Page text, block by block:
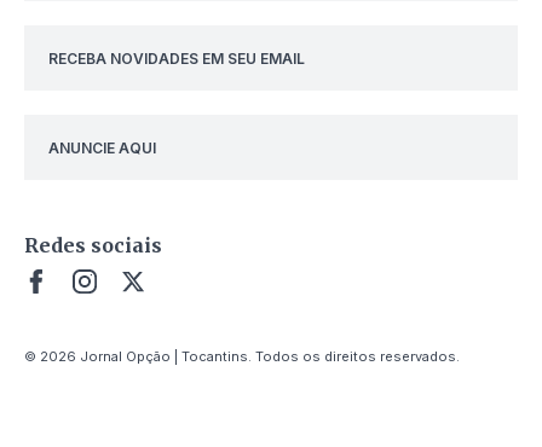
RECEBA NOVIDADES EM SEU EMAIL
ANUNCIE AQUI
Redes sociais
© 2026 Jornal Opção | Tocantins. Todos os direitos reservados.